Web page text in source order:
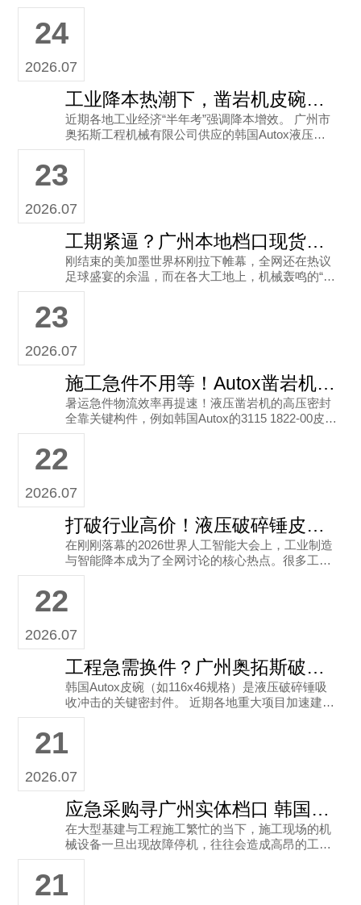
命。以液压凿岩机等高强度作业设备为例，其内部
的密封件和膜片需要在高压、高频
24
2026.07
工业降本热潮下，凿岩机皮碗选购如何省成本
近期各地工业经济“半年考”强调降本增效。 广州市
奥拓斯工程机械有限公司供应的韩国Autox液压凿
岩机皮碗，型号3115 1822-01（尺寸100x60），主
要
23
2026.07
工期紧逼？广州本地档口现货解燃眉之急
刚结束的美加墨世界杯刚拉下帷幕，全网还在热议
足球盛宴的余温，而在各大工地上，机械轰鸣的“实
干盛宴”正热火朝天的进行着。对工程人来说，最怕
的不是活难干，而是设备突
23
2026.07
施工急件不用等！Autox凿岩机皮碗极速发货
暑运急件物流效率再提速！液压凿岩机的高压密封
全靠关键构件，例如韩国Autox的3115 1822-00皮碗
（尺寸97x62），能有效防漏油抗高压。广州市奥
拓斯工
22
2026.07
打破行业高价！液压破碎锤皮碗选奥拓斯省钱又耐用
在刚刚落幕的2026世界人工智能大会上，工业制造
与智能降本成为了全网讨论的核心热点。很多工地
上搞矿山开采和工程施工的朋友感叹，如今设备不
仅要追求智能化，后期的维
22
2026.07
工程急需换件？广州奥拓斯破碎锤皮碗现货即取
韩国Autox皮碗（如116x46规格）是液压破碎锤吸
收冲击的关键密封件。 近期各地重大项目加速建
设，施工遭遇损耗时，广州奥拓斯实体档口凭借现
21
2026.07
应急采购寻广州实体档口 韩国Autox皮碗现货即取
在大型基建与工程施工繁忙的当下，施工现场的机
械设备一旦出现故障停机，往往会造成高昂的工期
延误成本。特别是像液压破碎锤、液压凿岩机等高
21